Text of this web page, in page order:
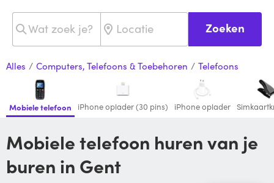
Zoeken
Alles / Computers, Telefoons & Toebehoren / Telefoons
Mobiele telefoon iPhone oplader (30 pins) iPhone oplader
Mobiele telefoon huren van je
buren in Gent